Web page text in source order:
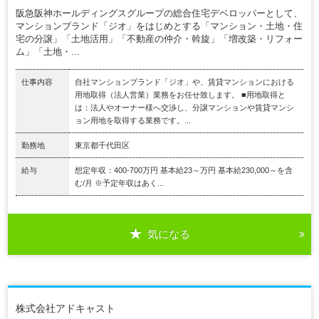
阪急阪神ホールディングスグループの総合住宅デベロッパーとして、
マンションブランド「ジオ」をはじめとする「マンション・土地・住
宅の分譲」「土地活用」「不動産の仲介・斡旋」「増改築・リフォー
ム」「土地・...
仕事内容
自社マンションブランド「ジオ」や、賃貸マンションにおける
用地取得（法人営業）業務をお任せ致します。 ■用地取得と
は：法人やオーナー様へ交渉し、分譲マンションや賃貸マンシ
ョン用地を取得する業務です。...
勤務地 東京都千代田区
給与
想定年収：400-700万円 基本給23～万円 基本給230,000～を含
む/月 ※予定年収はあく...
気になる
株式会社アドキャスト